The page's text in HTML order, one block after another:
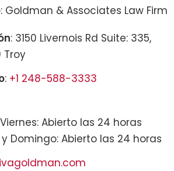
: Goldman & Associates Law Firm
: 3150 Livernois Rd Suite: 335,
: +1 248-588-3333
Abierto las 24 horas
Domingo: Abierto las 24 horas